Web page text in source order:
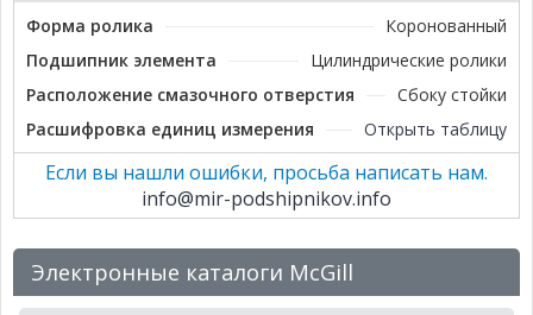
Форма ролика
Коронованный
Подшипник элемента
Цилиндрические ролики
Расположение смазочного отверстия
Сбоку стойки
Расшифровка единиц измерения
Открыть таблицу
Если вы нашли ошибки, просьба написать нам.
info@mir-podshipnikov.info
Электронные каталоги McGill